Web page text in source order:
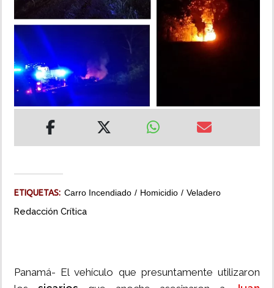
INSÓLITAS
MULTIMEDIA
IMPRESO
ETIQUETAS: Carro Incendiado Homicidio Veladero
Redacción Crítica
Panamá- El vehículo que presuntamente utilizaron